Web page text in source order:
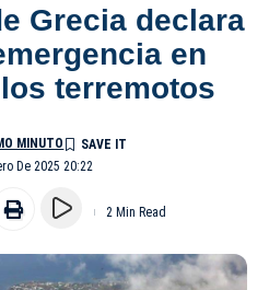
Grecia declara
en
terremotos
De 2025 20:22
MINUTO
2 Min Read